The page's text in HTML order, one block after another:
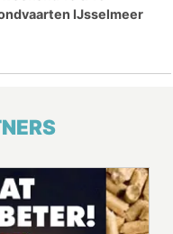
IJsselmeer